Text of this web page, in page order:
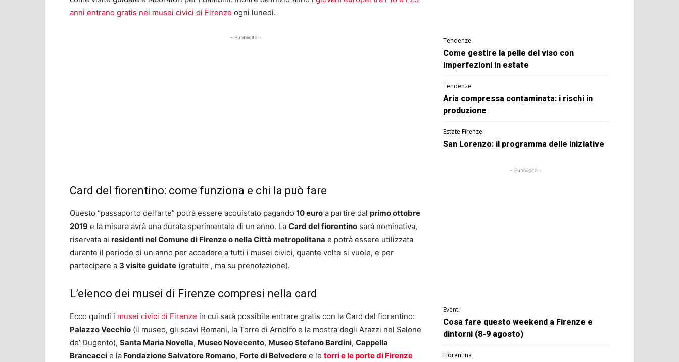
anni entrano gratis nei musei civici di Firenze ogni lunedì.
- Pubblicità -
Card del fiorentino: come funziona e chi la può fare
Questo “passaporto dell’arte” potrà essere acquistato pagando 10 euro a partire dal primo ottobre
2019 e la misura avrà una durata sperimentale di un anno. La Card del fiorentino sarà nominativa,
riservata ai residenti nel Comune di Firenze o nella Città metropolitana e potrà essere utilizzata
durante il periodo di un anno per accedere a tutti i musei civici, quante volte si vuole, e per
partecipare a 3 visite guidate (gratuite , ma su prenotazione).
L’elenco dei musei di Firenze compresi nella card
Ecco quindi i musei civici di Firenze in cui sarà possibile entrare gratis con la Card del fiorentino:
Palazzo Vecchio (il museo, gli scavi Romani, la Torre di Arnolfo e la mostra degli Arazzi nel Salone
de’ Dugento), Santa Maria Novella, Museo Novecento, Museo Stefano Bardini, Cappella
Brancacci e la Fondazione Salvatore Romano, Forte di Belvedere e le torri e le porte di Firenze
Tendenze
Come gestire la pelle del viso con
imperfezioni in estate
Tendenze
Aria compressa contaminata: i rischi in
produzione
Estate Firenze
San Lorenzo: il programma delle iniziative
- Pubblicità -
Eventi
Cosa fare questo weekend a Firenze e
dintorni (8-9 agosto)
Fiorentina